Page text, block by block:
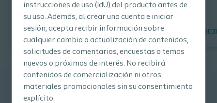
instrucciones de uso (IdU) del producto antes de
su uso. Además, al crear una cuenta e iniciar
sesión, acepta recibir información sobre
cualquier cambio o actualización de contenidos,
solicitudes de comentarios, encuestas o temas
nuevos o próximos de interés. No recibirá
contenidos de comercialización ni otros
materiales promocionales sin su consentimiento
explícito.
Mas información Mas
Explorar otros contenidos